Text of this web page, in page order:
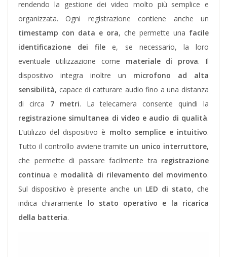
rendendo la gestione dei video molto più semplice e
organizzata.Ogni registrazione contiene anche un
timestamp con data e ora, che permette una facile
identificazione dei file e, se necessario, la loro
eventuale utilizzazione come materiale di prova. Il
dispositivo integra inoltre un microfono ad alta
sensibilità, capace di catturare audio fino a una distanza
di circa 7 metri. La telecamera consente quindi la
registrazione simultanea di video e audio di qualità.
L’utilizzo del dispositivo è molto semplice e intuitivo.
Tutto il controllo avviene tramite un unico interruttore,
che permette di passare facilmente tra registrazione
continua e modalità di rilevamento del movimento.
Sul dispositivo è presente anche un LED di stato, che
indica chiaramente lo stato operativo e la ricarica
della batteria.